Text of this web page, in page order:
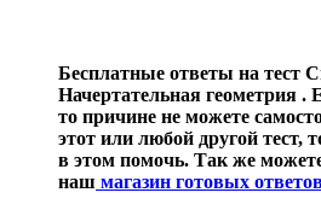
Бесплатные ответы на тест
Начертательная геометрия .
то причине не можете
этот или любой другой
в этом помочь. Так же
наш магазин готовых